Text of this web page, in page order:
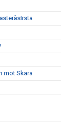
mot Skara